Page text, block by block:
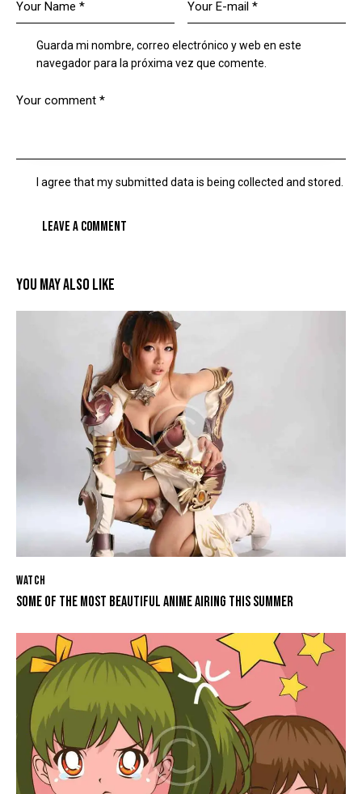
Guarda mi nombre, correo electrónico y web en este
navegador para la próxima vez que comente.
I agree that my submitted data is being collected and stored.
YOU MAY ALSO LIKE
WATCH
SOME OF THE MOST BEAUTIFUL ANIME AIRING THIS SUMMER